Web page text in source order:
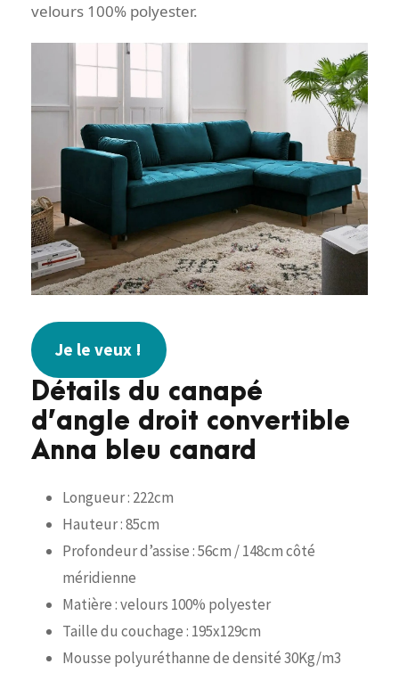
velours 100% polyester.
Je le veux !
Détails du canapé
d’angle droit convertible
Anna bleu canard
Longueur : 222cm
Hauteur : 85cm
Profondeur d’assise : 56cm / 148cm côté
méridienne
Matière : velours 100% polyester
Taille du couchage : 195x129cm
Mousse polyuréthanne de densité 30Kg/m3